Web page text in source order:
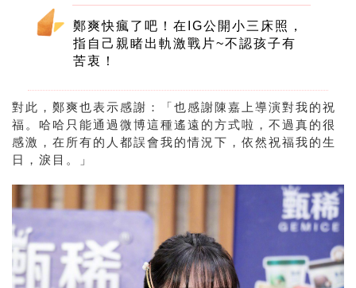
鄭爽快瘋了吧！在IG公開小三床照，
指自己親睹出軌激戰片~不認孩子有
苦衷！
對此，鄭爽也表示感謝：「也感謝陳嘉上導演對我的祝
福。哈哈只能通過微博這種遙遠的方式啦，不過真的很
感激，在所有的人都誤會我的情況下，依然祝福我的生
日，淚目。」